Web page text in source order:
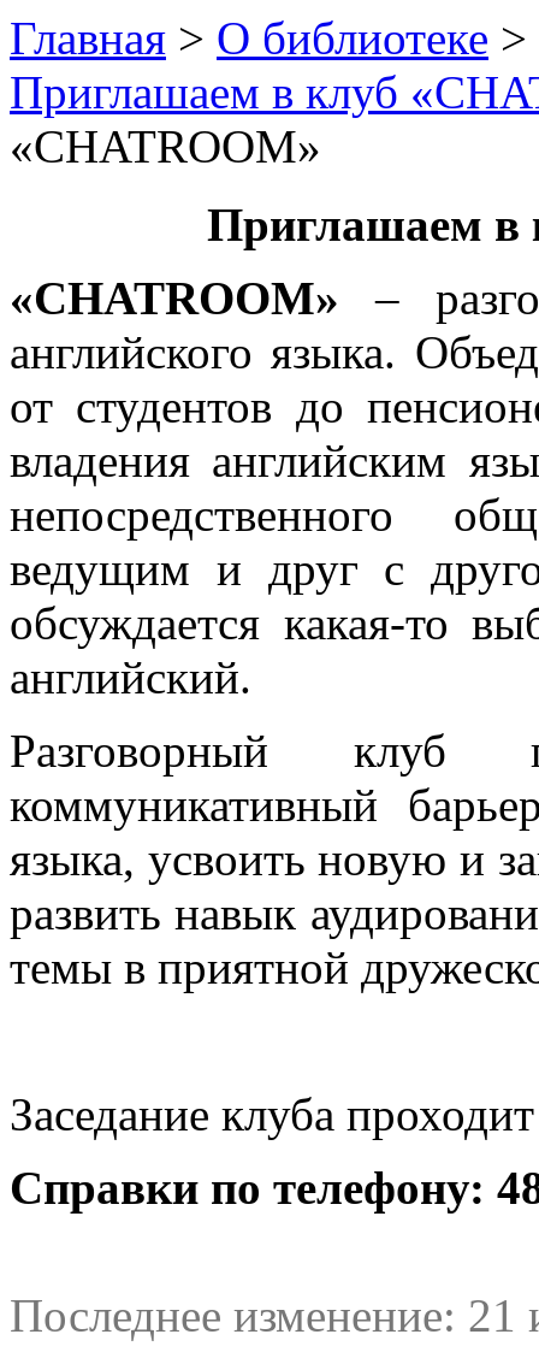
Главная > О библиотеке >
Приглашаем в клуб
«CHATROOM»
Приглашаем в
«CHATROOM» –
английского языка.
от студентов до
владения английским
непосредственного
ведущим и друг с
обсуждается какая-то
английский.
Разговорный клуб
коммуникативный
языка, усвоить новую и
развить навык
темы в приятной
Заседание клуба проходит
Справки по телефону:
Последнее изменение: